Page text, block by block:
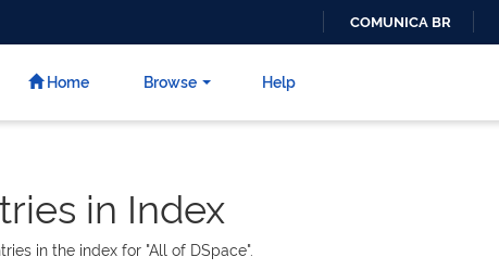
COMUNICA BR
Home Browse Help
in Index
in the index for "All of DSpace".